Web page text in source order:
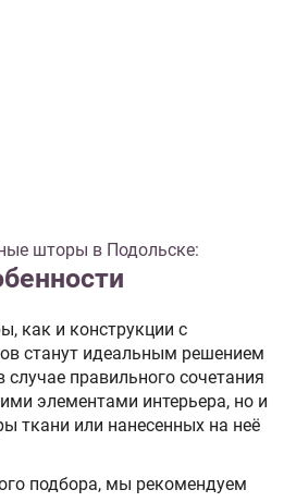
шторы в Подольске:
как и конструкции с
станут идеальным решением
правильного сочетания
элементами интерьера, но и
ткани или нанесенных на неё
подбора, мы рекомендуем